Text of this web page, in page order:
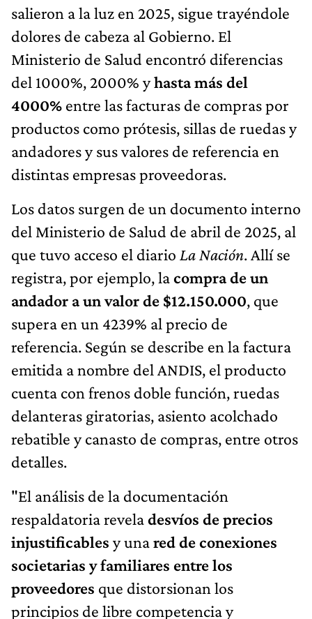
salieron a la luz en 2025, sigue trayéndole
dolores de cabeza al Gobierno. El
Ministerio de Salud encontró diferencias
del 1000%, 2000% yhasta más del
4000% entre las facturas de compras por
productos como prótesis, sillas de ruedas y
andadores y sus valores de referencia en
distintas empresas proveedoras.
Los datos surgen de un documento interno
del Ministerio de Salud de abril de 2025, al
que tuvo acceso el diario La Nación. Allí se
registra, por ejemplo, lacompra de un
andador a un valor de $12.150.000, que
supera en un 4239% al precio de
referencia. Según se describe en la factura
emitida a nombre del ANDIS, el producto
cuenta con frenos doble función, ruedas
delanteras giratorias, asiento acolchado
rebatible y canasto de compras, entre otros
detalles.
"El análisis de la documentación
respaldatoria reveladesvíos de precios
injustificables y unared de conexiones
societarias y familiares entre los
proveedores que distorsionan los
principios de libre competencia y